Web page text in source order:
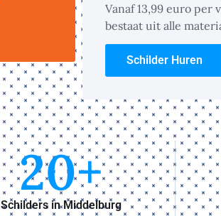
Vanaf 13,99 euro
bestaat uit alle
Schilder Huren
Schilders in Middelburg
20+